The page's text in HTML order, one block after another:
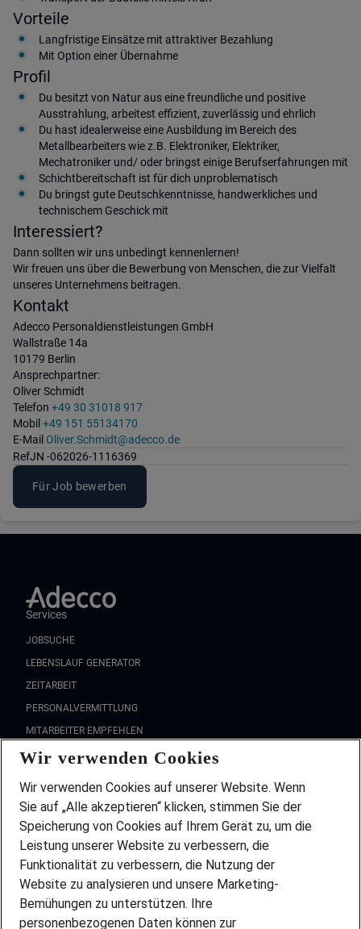
Vorteile
Langfristige Einsätze mit attraktiver Bezahlung
Mit Option einer Übernahme
Profil
Du besitzt von Natur aus eine freundliche und positive
Ausstrahlung, arbeitest effizient, zuverlässig und ehrlich
Du hast idealerweise eine Ausbildung im Bereich des
Metallbearbeiters wie z.B. Elektroniker, Elektriker,
Mechatroniker und/ oder bringst einige Berufserfahrungen mit
Schichtbereitschaft ist für dich unproblematisch
Du bringst gute Deutschkenntnisse, handwerkliches und
technischem Geschick mit
Interessiert?
Dann sollten wir uns unbedingt kennenlernen!
Wir freuen uns über die Bewerbung von Menschen, die zur Vielfalt
unseres Unternehmens beitragen.
Kontakt
Adecco Personaldienstleistungen GmbH
Wallstraße 14a
10179 Berlin
Ansprechpartner:
Oliver Schmidt
Telefon +49 30 31018 917
Mobil +49 151 55134170
E-Mail Oliver.Schmidt@adecco.de
RefJN -062026-1116369
Für Job bewerben
Services
JOBSUCHE
LEBENSLAUF GENERATOR
ZEITARBEIT
PERSONALVERMITTLUNG
MITARBEITER EMPFEHLEN
FAQ
Wir stellen ein!
DEINE BERUFSGRUPPE
DEINE LEBENSSITUATION
PARTNERSHIP WITH AIRBUS
INITIATIV BEWERBEN
ÜBER UNS
Wir verwenden Cookies
Wir verwenden Cookies auf unserer Website. Wenn
Sie auf „Alle akzeptieren“ klicken, stimmen Sie der
Speicherung von Cookies auf Ihrem Gerät zu, um die
Leistung unserer Website zu verbessern, die
Funktionalität zu verbessern, die Nutzung der
Website zu analysieren und unsere Marketing-
Bemühungen zu unterstützen. Ihre
personenbezogenen Daten können zur